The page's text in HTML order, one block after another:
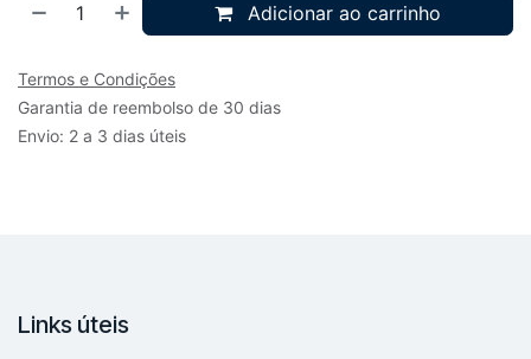
Adicionar ao carrinho
Termos e Condições
Garantia de reembolso de 30 dias
Envio: 2 a 3 dias úteis
Links úteis